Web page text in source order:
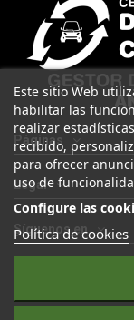
Páginas
Legal
Este sitio Web
habilitar las
realizar
recibido,
para ofrecer
uso de
Configure las
Política de cookies
Síguenos en